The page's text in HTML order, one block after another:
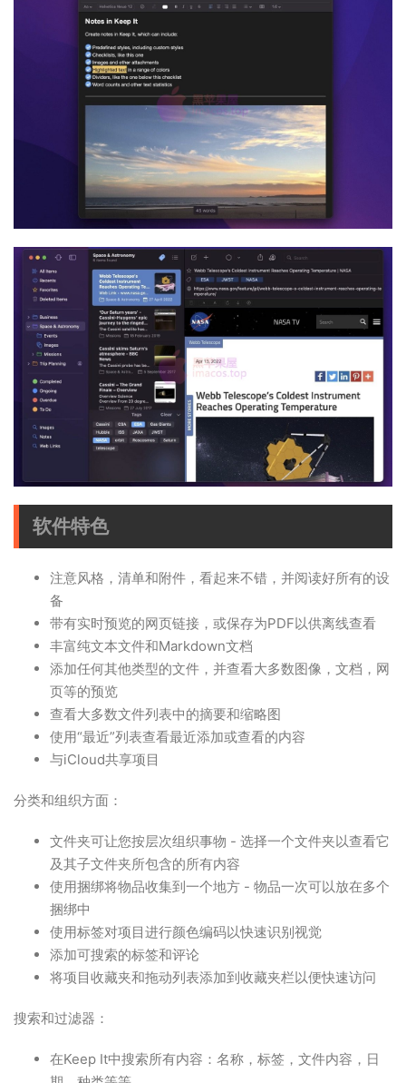
软件特色
注意风格，清单和附件，看起来不错，并阅读好所有的设
备
带有实时预览的网页链接，或保存为PDF以供离线查看
丰富纯文本文件和Markdown文档
添加任何其他类型的文件，并查看大多数图像，文档，网
页等的预览
查看大多数文件列表中的摘要和缩略图
使用“最近”列表查看最近添加或查看的内容
与iCloud共享项目
分类和组织方面：
文件夹可让您按层次组织事物 - 选择一个文件夹以查看它
及其子文件夹所包含的所有内容
使用捆绑将物品收集到一个地方 - 物品一次可以放在多个
捆绑中
使用标签对项目进行颜色编码以快速识别视觉
添加可搜索的标签和评论
将项目收藏夹和拖动列表添加到收藏夹栏以便快速访问
搜索和过滤器：
在Keep It中搜索所有内容：名称，标签，文件内容，日